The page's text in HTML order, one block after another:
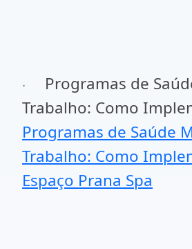
·
Programas de
Trabalho: Como
Programas de Saúde
Trabalho: Como
Espaço Prana Spa